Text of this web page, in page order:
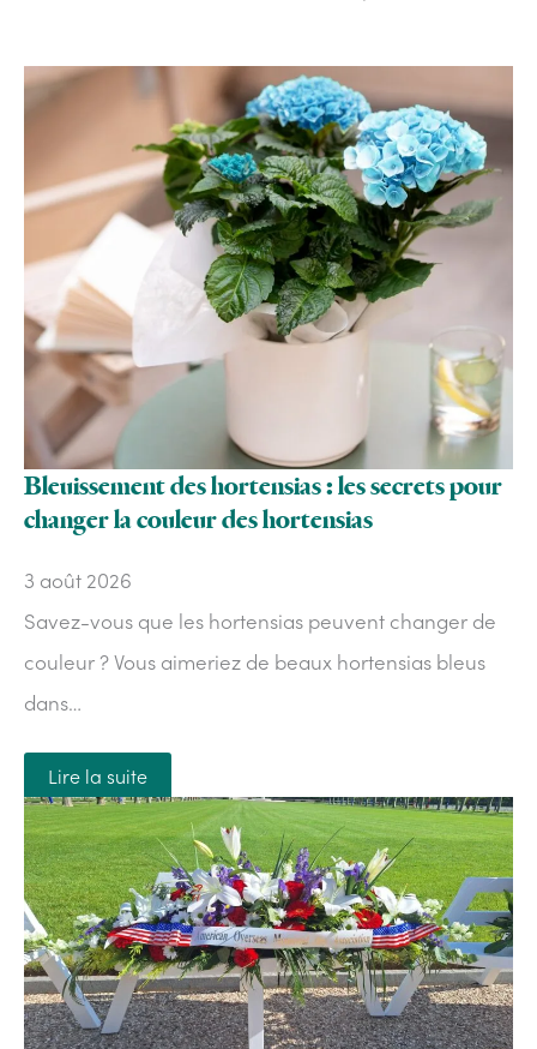
Bleuissement des hortensias​ : les secrets pour
changer la couleur des hortensias
3 août 2026
Savez-vous que les hortensias peuvent changer de
couleur ? Vous aimeriez de beaux hortensias bleus
dans…
Lire la suite